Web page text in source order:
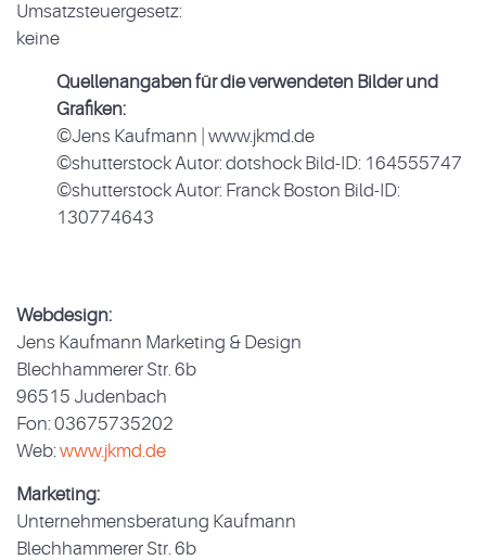
Umsatzsteuergesetz:
keine
Quellenangaben für die verwendeten Bilder und
Grafiken:
©Jens Kaufmann | www.jkmd.de
©shutterstock Autor: dotshock Bild-ID: 164555747
©shutterstock Autor: Franck Boston Bild-ID:
130774643
Webdesign:
Jens Kaufmann Marketing & Design
Blechhammerer Str. 6b
96515 Judenbach
Fon: 03675735202
Web: www.jkmd.de
Marketing:
Unternehmensberatung Kaufmann
Blechhammerer Str. 6b